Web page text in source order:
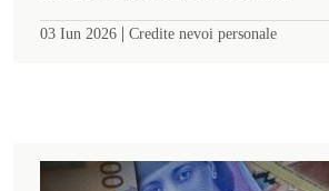
03 Iun 2026 | Credite nevoi personale